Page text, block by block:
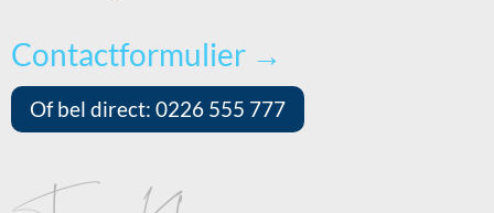
Contactformulier →
Of bel direct: 0226 555 777